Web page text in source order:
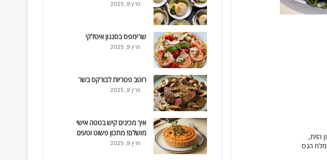
הזית,
את המלח הגס
מרץ 9, 2025
שרימפס בסגנון איטלקי
מרץ 9, 2025
רוטב פטריות לבורקס בשר
מרץ 9, 2025
איך מכינים קיש בטטה אישי
מושלם! מתכון פשוט וטעים
מרץ 9, 2025